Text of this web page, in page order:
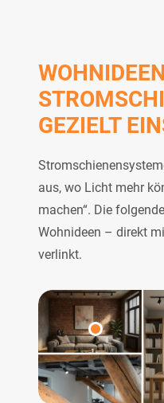
GEZIELT
aus, wo Licht mehr
machen“. Die
Wohnideen – direkt
verlinkt.